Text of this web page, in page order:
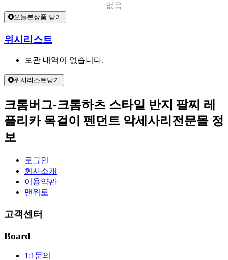
없음
오늘본상품 닫기
위시리스트
보관 내역이 없습니다.
위시리스트닫기
크롬버그-크롬하츠 스타일 반지 팔찌 레
플리카 목걸이 펜던트 악세사리전문몰 정
보
로그인
회사소개
이용약관
맨위로
고객센터
Board
1:1문의